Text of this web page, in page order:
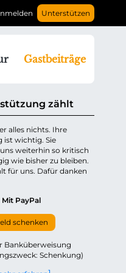
Unterstützen
Gastbeiträge
zählt
alles nichts. Ihre
ist wichtig. Sie
weiterhin so kritisch
wie bisher zu bleiben.
für uns. Dafür danken
Mit PayPal
schenken
Banküberweisung
Schenkung)